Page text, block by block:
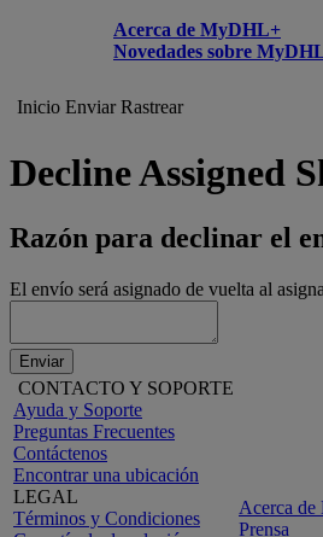
Acerca de MyDHL+
Novedades sobre
Inicio Enviar Rastrear
Decline Assigned
Razón para declinar el
El envío será asignado de vuelta al
Enviar
CONTACTO Y SOPORTE
Ayuda y Soporte
Preguntas Frecuentes
Contáctenos
Encontrar una ubicación
LEGAL
Términos y Condiciones
Acerca
Prensa